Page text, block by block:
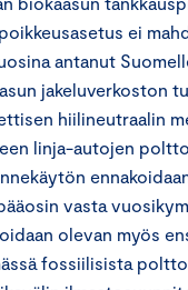
ei
antanut
jakeluverkoston
hiilineutraalin
linja-autojen
vasta
olevan myös
fossiilisista